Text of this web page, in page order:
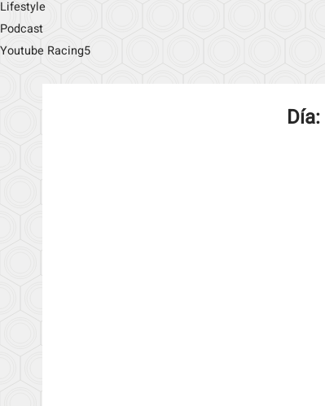
Lifestyle
Podcast
Youtube Racing5
Día: